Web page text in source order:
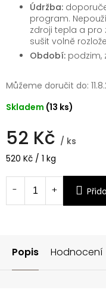
52 Kč / ks
Měrná
520 Kč / 1 kg
Skladem (13 ks)
Můžeme doručit do:
Údržba:
program.
zdroji tepla a
sušit volně
Období: podzim,
Popis Hodnocení